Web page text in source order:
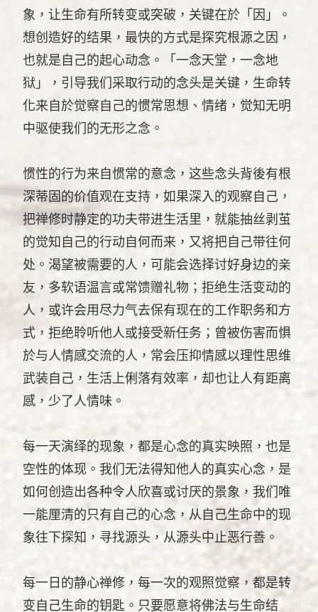
象，让生命有所转变或突破，关键在於「因」。
想创造好的结果，最快的方式是探究根源之因，
也就是自己的起心动念。「一念天堂，一念地
狱」，引导我们采取行动的念头是关键，生命转
化来自於觉察自己的惯常思想、情绪，觉知无明
中驱使我们的无形之念。
惯性的行为来自惯常的意念，这些念头背後有根
深蒂固的价值观在支持，如果深入的观察自己，
把禅修时静定的功夫带进生活里，就能抽丝剥茧
的觉知自己的行动自何而来，又将把自己带往何
处。渴望被需要的人，可能会选择讨好身边的亲
友，多软语温言或常馈赠礼物；拒绝生活变动的
人，或许会用尽力气去保有现在的工作职务和方
式，拒绝聆听他人或接受新任务；曾被伤害而惧
於与人情感交流的人，常会压抑情感以理性思维
武装自己，生活上俐落有效率，却也让人有距离
感，少了人情味。
每一天演绎的现象，都是心念的真实映照，也是
空性的体现。我们无法得知他人的真实心念，是
如何创造出各种令人欣喜或讨厌的景象，我们唯
一能厘清的只有自己的心念，从自己生命中的现
象往下探知，寻找源头，从源头中止恶行善。
每一日的静心禅修，每一次的观照觉察，都是转
变自己生命的钥匙。只要愿意将佛法与生命结